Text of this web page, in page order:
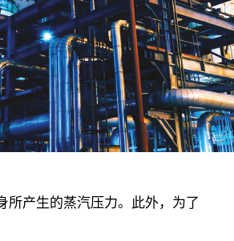
所产生的蒸汽压力。此外，为了